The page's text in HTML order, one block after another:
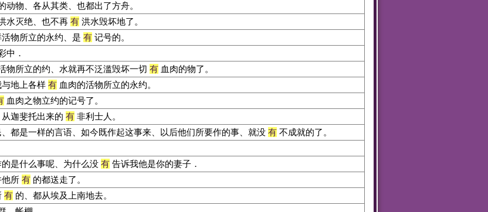
动物、各从其类、也都出了方舟。
水灭绝、也不再 有 洪水毁坏地了。
物所立的永约、是 有 记号的。
中．
物所立的约、水就再不泛滥毁坏一切 有 血肉的物了。
地上各样 有 血肉的活物所立的永约。
血肉之物立约的记号了。
迦斐托出来的 有 非利士人。
都是一样的言语、如今既作起这事来、以后他们所要作的事、就没 有 不成就的了。
是什么事呢、为什么没 有 告诉我他是你的妻子．
所 有 的都送走了。
有 的、都从埃及上南地去。